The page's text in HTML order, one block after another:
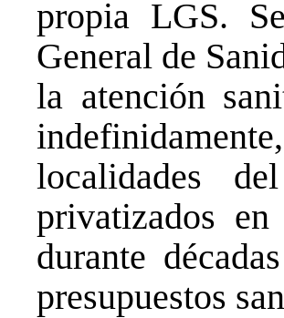
propia LGS.
General de
la atención
localidades
privatizados
durante
presupuestos